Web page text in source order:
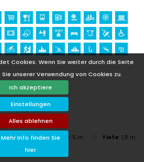
Cookies. Wenn Sie weiter durch die Seite
unserer Verwendung von Cookies zu.
Ich akzeptiere
Einstellungen
Alles ablehnen
Mehr Info finden Sie
hier
Länge:15 m. Breite: 5 m. Tiefe: 1,8 m.